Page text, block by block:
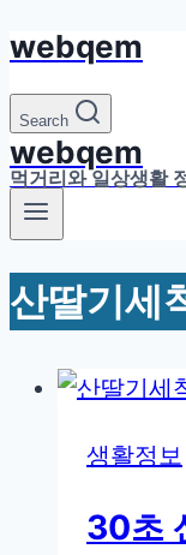
Skip
to
content
webqem
Search
webqem
먹거리와 일상생활
산딸기세
생활정보
30초